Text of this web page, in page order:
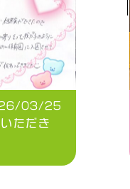
03/25
ただき